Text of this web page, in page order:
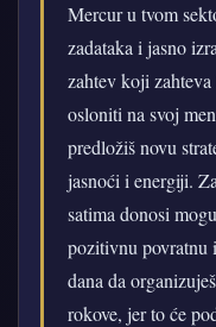
Mercur u tvom
zadataka i jasno
zahtev koji zahteva
osloniti na svoj
predložiš novu
jasnoći i energiji.
satima donosi
pozitivnu povratnu
dana da
rokove, jer to će